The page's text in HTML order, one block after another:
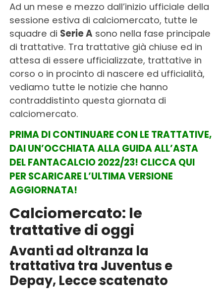
Ad un mese e mezzo dall’inizio ufficiale della
sessione estiva di calciomercato, tutte le
squadre di Serie A sono nella fase principale
di trattative. Tra trattative già chiuse ed in
attesa di essere ufficializzate, trattative in
corso o in procinto di nascere ed ufficialità,
vediamo tutte le notizie che hanno
contraddistinto questa giornata di
calciomercato.
PRIMA DI CONTINUARE CON LE TRATTATIVE,
DAI UN’OCCHIATA ALLA GUIDA ALL’ASTA
DEL FANTACALCIO 2022/23! CLICCA QUI
PER SCARICARE L’ULTIMA VERSIONE
AGGIORNATA!
Calciomercato: le
trattative di oggi
Avanti ad oltranza la
trattativa tra Juventus e
Depay, Lecce scatenato